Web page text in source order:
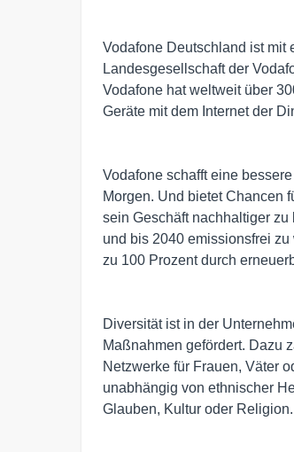
Vodafone Deutschland ist mit
Landesgesellschaft der
Vodafone hat weltweit über
Geräte mit dem Internet der
Vodafone schafft eine
Morgen. Und bietet Chancen
sein Geschäft nachhaltiger
und bis 2040 emissionsfrei
zu 100 Prozent durch
Diversität ist in der
Maßnahmen gefördert. Dazu
Netzwerke für Frauen, Väter
unabhängig von ethnischer
Glauben, Kultur oder Religion.